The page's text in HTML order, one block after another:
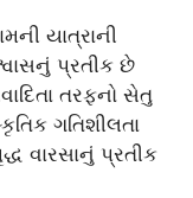
યાત્રાની
પ્રતીક છે
તરફનો સેતુ
ગતિશીલતા
વારસાનું પ્રતીક